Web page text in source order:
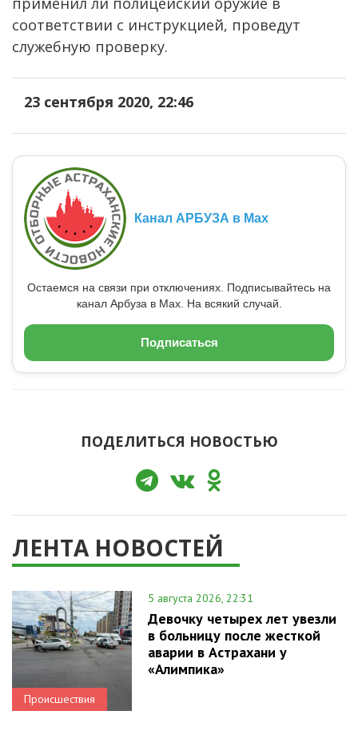
соответствии с инструкцией, проведут
служебную проверку.
23 сентября 2020, 22:46
Канал АРБУЗА в Max
Остаемся на связи при отключениях. Подписывайтесь на
канал Арбуза в Max. На всякий случай.
Подписаться
ПОДЕЛИТЬСЯ НОВОСТЬЮ
ЛЕНТА НОВОСТЕЙ
Происшествия
5 августа 2026, 22:31
Девочку четырех лет увезли
в больницу после жесткой
аварии в Астрахани у
«Алимпика»